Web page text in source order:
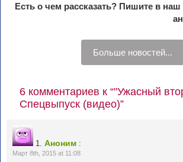
Есть о чем рассказать? Пишите в наш
Больше новостей...
6 комментариев к “"Ужасный
Спецвыпуск (видео)”
1. Аноним :
Март 8th, 2015 at 11:08